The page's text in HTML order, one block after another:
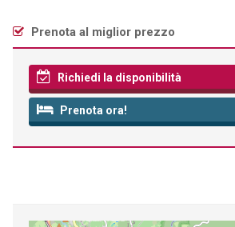
Prenota al miglior prezzo
Richiedi la disponibilità
Prenota ora!